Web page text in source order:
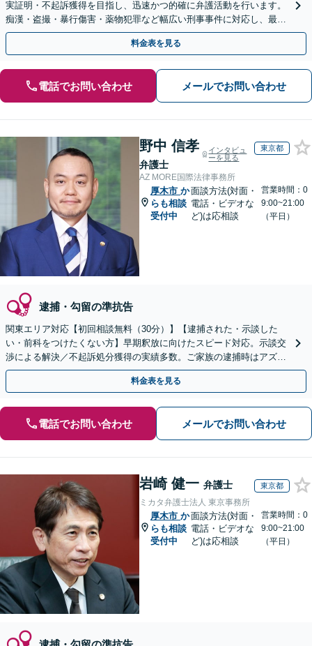
実証明・不起訴獲得を目指し、迅速かつ的確に弁護活動を行います。
痴漢・盗撮・暴行傷害・薬物犯罪など幅広い刑事事件に対応し、最善
の解決を目指します【都庁前駅直結】【複数拠点あり】
料金表を見る
電話でお問い合わせ メールでお問い合わせ
野中 信孝
弁護士
インタビュ
ーを見る
東京都
AZ MORE国際法律事務所
厚木市 か
らも相談
受付中
面談方法(対面・
電話・ビデオな
ど)は応相談
営業時間：0
9:00~21:00
（平日）
逮捕・勾留の準抗告
関東エリア対応【初回相談無料（30分）】【逮捕された・示談した
い・前科をつけたくない方】早期釈放に向けたスピード対応。示談交
渉による解決／不起訴処分獲得の実績多数。ご家族の逮捕時はアズモ
アにすぐご連絡を！【中国語対応可】
料金表を見る
電話でお問い合わせ メールでお問い合わせ
岩崎 健一 弁護士 東京都
ミカタ弁護士法人 東京事務所
厚木市 か
らも相談
受付中
面談方法(対面・
電話・ビデオな
ど)は応相談
営業時間：0
9:00~21:00
（平日）